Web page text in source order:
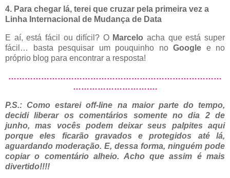
4. Para chegar lá, terei que cruzar pela primeira vez a
Linha Internacional de Mudança de Data
E aí, está fácil ou difícil? O Marcelo acha que está super
fácil… basta pesquisar um pouquinho no Google e no
próprio blog para encontrar a resposta!
……………………………………………………………………
………………………….
P.S.: Como estarei off-line na maior parte do tempo,
decidi liberar os comentários somente no dia 2 de
junho, mas vocês podem deixar seus palpites aqui
porque eles ficarão gravados e protegidos até lá,
aguardando moderação. E, dessa forma, ninguém pode
copiar o comentário alheio. Acho que assim é mais
divertido!!!!